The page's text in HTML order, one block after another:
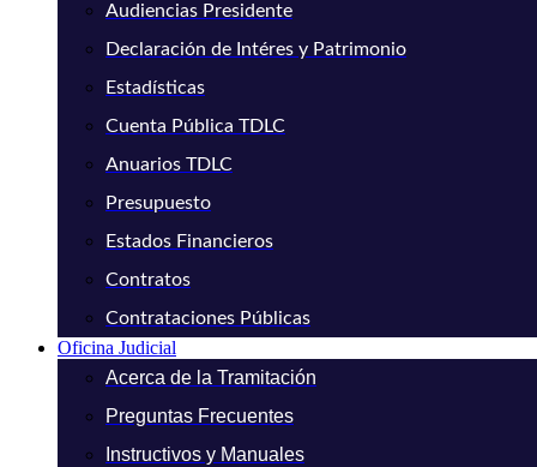
Audiencias Presidente
Declaración de Intéres y Patrimonio
Estadísticas
Cuenta Pública TDLC
Anuarios TDLC
Presupuesto
Estados Financieros
Contratos
Contrataciones Públicas
Oficina Judicial
Acerca de la Tramitación
Preguntas Frecuentes
Instructivos y Manuales